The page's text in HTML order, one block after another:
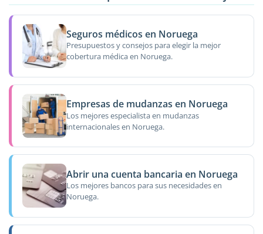
Seguros médicos en Noruega
Presupuestos y consejos para elegir la mejor
cobertura médica en Noruega.
Empresas de mudanzas en Noruega
Los mejores especialista en mudanzas
internacionales en Noruega.
Abrir una cuenta bancaria en Noruega
Los mejores bancos para sus necesidades en
Noruega.